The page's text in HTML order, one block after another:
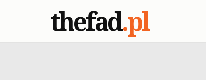
thefad.pl